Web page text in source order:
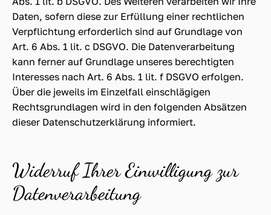
Daten, sofern diese zur Erfüllung einer rechtlichen
Verpflichtung erforderlich sind auf Grundlage von
Art. 6 Abs. 1 lit. c DSGVO. Die Datenverarbeitung
kann ferner auf Grundlage unseres berechtigten
Interesses nach Art. 6 Abs. 1 lit. f DSGVO erfolgen.
Über die jeweils im Einzelfall einschlägigen
Rechtsgrundlagen wird in den folgenden Absätzen
dieser Datenschutzerklärung informiert.
Widerruf Ihrer Einwilligung zur
Datenverarbeitung